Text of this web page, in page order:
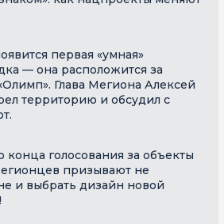
первая «умная»
— она расположится за
Глава Мегиона Алексей
территорию и обсудил с
конца голосования за объекты
призывают не
и выбрать дизайн новой